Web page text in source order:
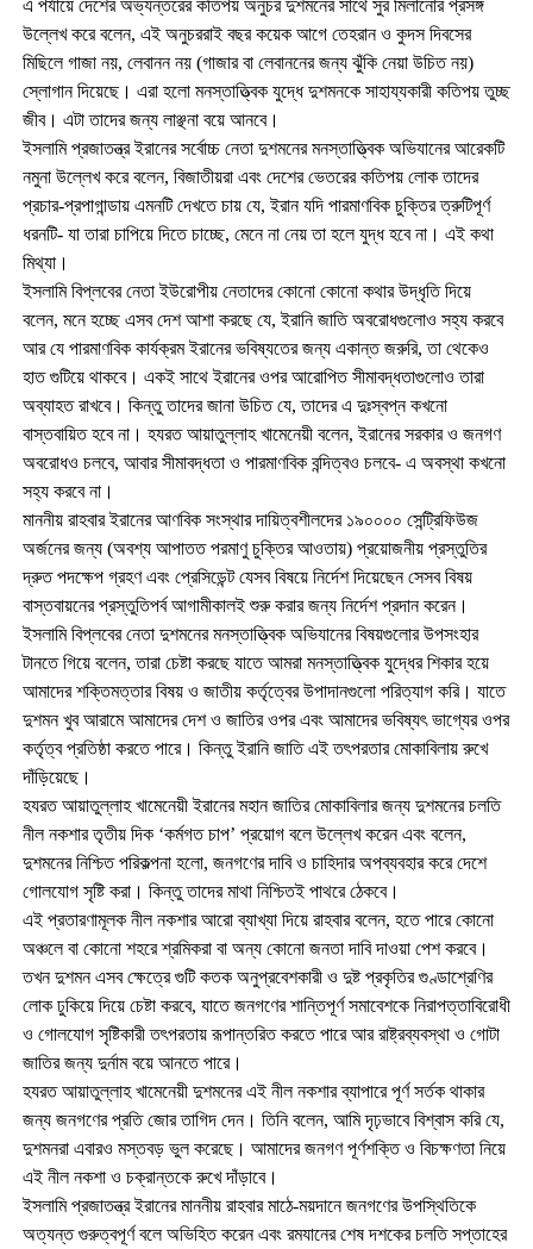
এ পর্যায়ে দেশের অভ্যন্তরের কতিপয় অনুচর দুশমনের সাথে সুর মিলানোর প্রসঙ্গ
উল্লেখ করে বলেন, এই অনুচররাই বছর কয়েক আগে তেহরান ও কুদস দিবসের
মিছিলে গাজা নয়, লেবানন নয় (গাজার বা লেবাননের জন্য ঝুঁকি নেয়া উচিত নয়)
স্লোগান দিয়েছে। এরা হলো মনস্তাত্ত্বিক যুদ্ধে দুশমনকে সাহায্যকারী কতিপয় তুচ্ছ
জীব। এটা তাদের জন্য লাঞ্ছনা বয়ে আনবে।
ইসলামি প্রজাতন্ত্র ইরানের সর্বোচ্চ নেতা দুশমনের মনস্তাত্ত্বিক অভিযানের আরেকটি
নমুনা উল্লেখ করে বলেন, বিজাতীয়রা এবং দেশের ভেতরের কতিপয় লোক তাদের
প্রচার-প্রপাগান্ডায় এমনটি দেখতে চায় যে, ইরান যদি পারমাণবিক চুক্তির ত্রুটিপূর্ণ
ধরনটি- যা তারা চাপিয়ে দিতে চাচ্ছে, মেনে না নেয় তা হলে যুদ্ধ হবে না। এই কথা
মিথ্যা।
ইসলামি বিপ্লবের নেতা ইউরোপীয় নেতাদের কোনো কোনো কথার উদ্ধৃতি দিয়ে
বলেন, মনে হচ্ছে এসব দেশ আশা করছে যে, ইরানি জাতি অবরোধগুলোও সহ্য করবে
আর যে পারমাণবিক কার্যক্রম ইরানের ভবিষ্যতের জন্য একান্ত জরুরি, তা থেকেও
হাত গুটিয়ে থাকবে। একই সাথে ইরানের ওপর আরোপিত সীমাবদ্ধতাগুলোও তারা
অব্যাহত রাখবে। কিন্তু তাদের জানা উচিত যে, তাদের এ দুঃস্বপ্ন কখনো
বাস্তবায়িত হবে না। হযরত আয়াতুল্লাহ খামেনেয়ী বলেন, ইরানের সরকার ও জনগণ
অবরোধও চলবে, আবার সীমাবদ্ধতা ও পারমাণবিক বন্দিত্বও চলবে- এ অবস্থা কখনো
সহ্য করবে না।
মাননীয় রাহবার ইরানের আণবিক সংস্থার দায়িত্বশীলদের ১৯০০০০ সেন্ট্রিফিউজ
অর্জনের জন্য (অবশ্য আপাতত পরমাণু চুক্তির আওতায়) প্রয়োজনীয় প্রস্তুতির
দ্রুত পদক্ষেপ গ্রহণ এবং প্রেসিডেন্ট যেসব বিষয়ে নির্দেশ দিয়েছেন সেসব বিষয়
বাস্তবায়নের প্রস্তুতিপর্ব আগামীকালই শুরু করার জন্য নির্দেশ প্রদান করেন।
ইসলামি বিপ্লবের নেতা দুশমনের মনস্তাত্ত্বিক অভিযানের বিষয়গুলোর উপসংহার
টানতে গিয়ে বলেন, তারা চেষ্টা করছে যাতে আমরা মনস্তাত্ত্বিক যুদ্ধের শিকার হয়ে
আমাদের শক্তিমত্তার বিষয় ও জাতীয় কর্তৃত্বের উপাদানগুলো পরিত্যাগ করি। যাতে
দুশমন খুব আরামে আমাদের দেশ ও জাতির ওপর এবং আমাদের ভবিষ্যৎ ভাগ্যের ওপর
কর্তৃত্ব প্রতিষ্ঠা করতে পারে। কিন্তু ইরানি জাতি এই তৎপরতার মোকাবিলায় রুখে
দাঁড়িয়েছে।
হযরত আয়াতুল্লাহ খামেনেয়ী ইরানের মহান জাতির মোকাবিলার জন্য দুশমনের চলতি
নীল নকশার তৃতীয় দিক ‘কর্মগত চাপ’ প্রয়োগ বলে উল্লেখ করেন এবং বলেন,
দুশমনের নিশ্চিত পরিকল্পনা হলো, জনগণের দাবি ও চাহিদার অপব্যবহার করে দেশে
গোলযোগ সৃষ্টি করা। কিন্তু তাদের মাথা নিশ্চিতই পাথরে ঠেকবে।
এই প্রতারণামূলক নীল নকশার আরো ব্যাখ্যা দিয়ে রাহবার বলেন, হতে পারে কোনো
অঞ্চলে বা কোনো শহরে শ্রমিকরা বা অন্য কোনো জনতা দাবি দাওয়া পেশ করবে।
তখন দুশমন এসব ক্ষেত্রে গুটি কতক অনুপ্রবেশকারী ও দুষ্ট প্রকৃতির গুণ্ডাশ্রেণির
লোক ঢুকিয়ে দিয়ে চেষ্টা করবে, যাতে জনগণের শান্তিপূর্ণ সমাবেশকে নিরাপত্তাবিরোধী
ও গোলযোগ সৃষ্টিকারী তৎপরতায় রূপান্তরিত করতে পারে আর রাষ্ট্রব্যবস্থা ও গোটা
জাতির জন্য দুর্নাম বয়ে আনতে পারে।
হযরত আয়াতুল্লাহ খামেনেয়ী দুশমনের এই নীল নকশার ব্যাপারে পূর্ণ সর্তক থাকার
জন্য জনগণের প্রতি জোর তাগিদ দেন। তিনি বলেন, আমি দৃঢ়ভাবে বিশ্বাস করি যে,
দুশমনরা এবারও মস্তবড় ভুল করেছে। আমাদের জনগণ পূর্ণশক্তি ও বিচক্ষণতা নিয়ে
এই নীল নকশা ও চক্রান্তকে রুখে দাঁড়াবে।
ইসলামি প্রজাতন্ত্র ইরানের মাননীয় রাহবার মাঠে-ময়দানে জনগণের উপস্থিতিকে
অত্যন্ত গুরুত্বপূর্ণ বলে অভিহিত করেন এবং রমযানের শেষ দশকের চলতি সপ্তাহের